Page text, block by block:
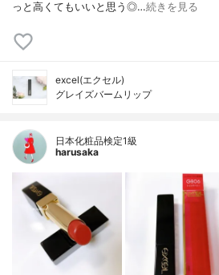
っと高くてもいいと思う◎…続きを見る
excel(エクセル)
グレイズバームリップ
日本化粧品検定1級
harusaka